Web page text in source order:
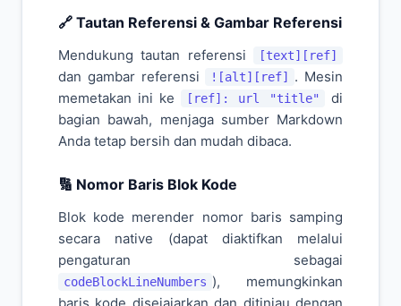
🔗 Tautan Referensi & Gambar Referensi
Mendukung tautan referensi [text][ref]
dan gambar referensi ![alt][ref]
. Mesin
memetakan ini ke
[ref]: url "title"
di
bagian bawah, menjaga sumber Markdown
Anda tetap bersih dan mudah dibaca.
🔢 Nomor Baris Blok Kode
Blok kode merender nomor baris samping
secara native (dapat diaktifkan melalui
pengaturan sebagai
codeBlockLineNumbers ), memungkinkan